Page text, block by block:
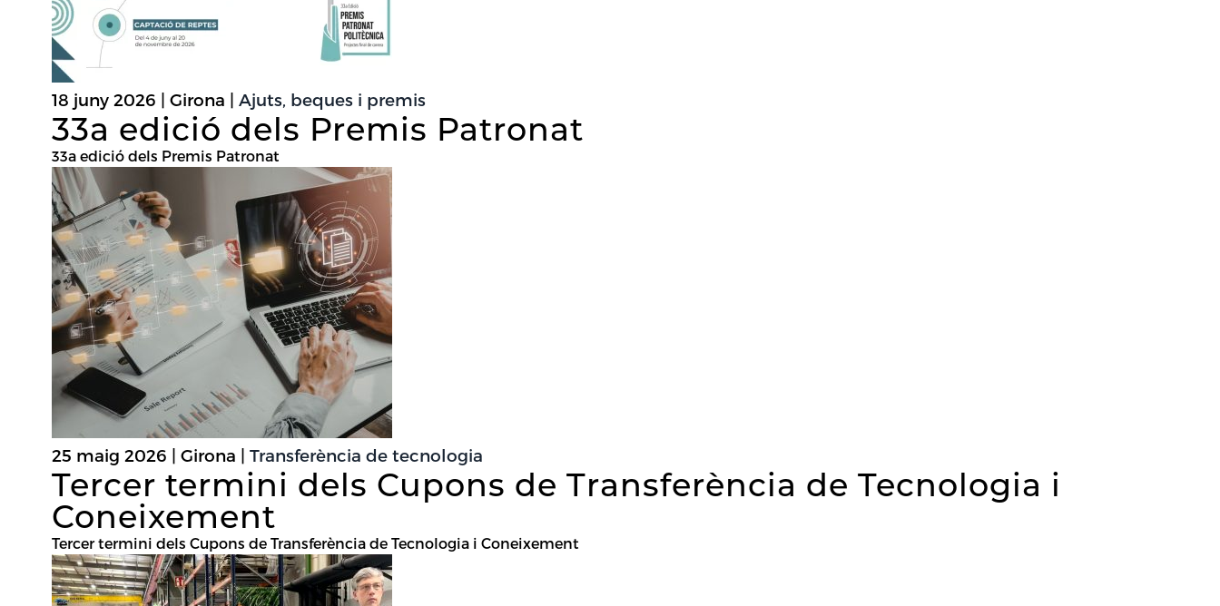
18 juny 2026 | Girona | Ajuts, beques i premis
33a edició dels Premis Patronat
33a edició dels Premis Patronat
25 maig 2026 | Girona | Transferència de tecnologia
Tercer termini dels Cupons de Transferència de Tecnologia i
Coneixement
Tercer termini dels Cupons de Transferència de Tecnologia i Coneixement